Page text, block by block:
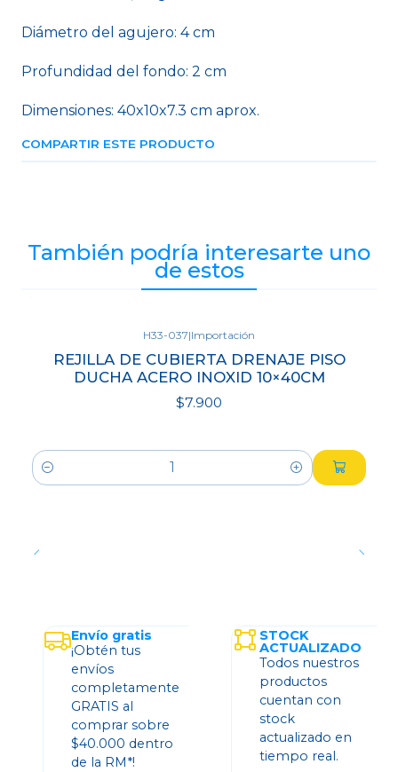
Diámetro del agujero: 4 cm
Profundidad del fondo: 2 cm
Dimensiones: 40x10x7.3 cm aprox.
COMPARTIR ESTE PRODUCTO
También podría interesarte uno
de estos
H33-037|Importación
REJILLA DE CUBIERTA DRENAJE PISO
DUCHA ACERO INOXID 10×40CM
$7.900
Cantidad
Envío gratis
¡Obtén tus
envíos
completamente
GRATIS al
comprar sobre
$40.000 dentro
de la RM*!
STOCK
ACTUALIZADO
Todos nuestros
productos
cuentan con
stock
actualizado en
tiempo real.